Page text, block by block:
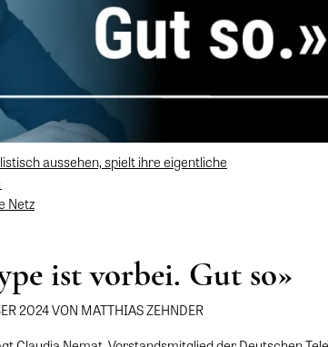
aussehen, spielt ihre eigentliche
Netz
ist vorbei. Gut so»
2024 VON MATTHIAS ZEHNDER